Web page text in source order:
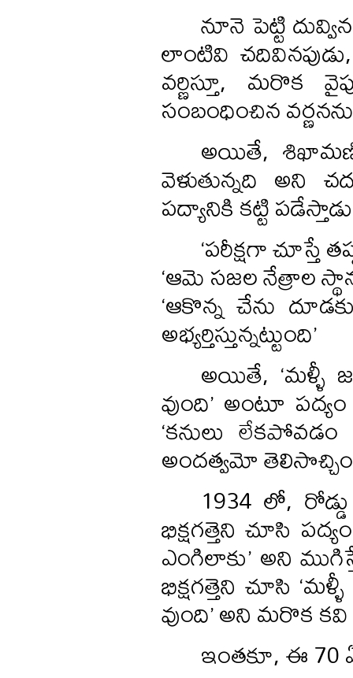
నూనె పెట్టి
లాంటివి
వర్ణిస్తూ, మరొక
సంబంధించిన
అయితే, శిఖామణి
వెళుతున్నది అని
పద్యానికి కట్టి
‘పరీక్షగా చూస్తే
‘ఆమె సజల నేత్రాల
‘ఆకొన్న చేను
అభ్యర్తిస్తున్నట్టుంది’
అయితే, ‘మళ్ళీ
వుంది’ అంటూ
‘కనులు
అందత్వమో
1934 లో,
భిక్షగత్తెని చూసి
ఎంగిలాకు’ అని
భిక్షగత్తెని చూసి
వుంది’ అని మరొక
ఇంతకూ, ఈ